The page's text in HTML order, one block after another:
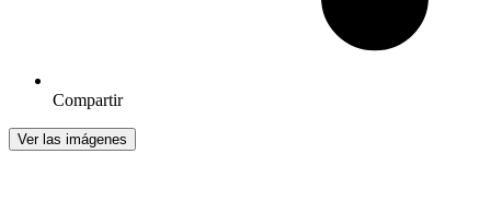
Compartir
Ver las imágenes